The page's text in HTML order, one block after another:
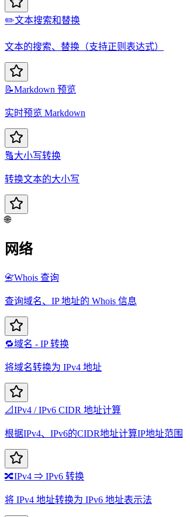
✏️文本搜索和替换
文本的搜索、替换（支持正则表达式）
📝Markdown 预览
实时预览 Markdown
🔠大小写转换
转换文本的大小写
🌐
网络
📇Whois 查询
查询域名、IP 地址的 Whois 信息
🔁域名 - IP 转换
将域名转换为 IPv4 地址
📐IPv4 / IPv6 CIDR 地址计算
根据IPv4、IPv6的CIDR地址计算IP地址范围
🔀IPv4 ⇒ IPv6 转换
将 IPv4 地址转换为 IPv6 地址表示法